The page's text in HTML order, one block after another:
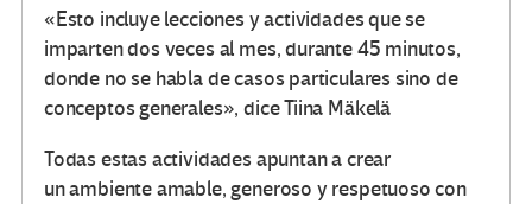
«Esto incluye lecciones y actividades que se
imparten dos veces al mes, durante 45 minutos,
donde no se habla de casos particulares sino de
conceptos generales», dice Tiina Mäkelä
Todas estas actividades apuntan a crear
un ambiente amable, generoso y respetuoso con